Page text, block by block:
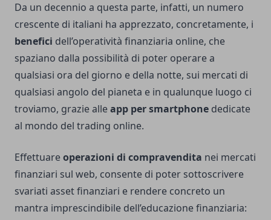
Da un decennio a questa parte, infatti, un numero
crescente di italiani ha apprezzato, concretamente, i
benefici dell’operatività finanziaria online, che
spaziano dalla possibilità di poter operare a
qualsiasi ora del giorno e della notte, sui mercati di
qualsiasi angolo del pianeta e in qualunque luogo ci
troviamo, grazie alleapp per smartphone dedicate
al mondo del trading online.
Effettuareoperazioni di compravendita nei mercati
finanziari sul web, consente di poter sottoscrivere
svariati asset finanziari e rendere concreto un
mantra imprescindibile dell’educazione finanziaria: